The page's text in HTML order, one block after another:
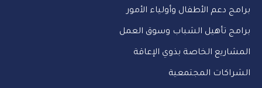
برامج دعم الأطفال وأولياء الأمور
برامج تأهيل الشباب وسوق العمل
المشاريع الخاصة بذوي الإعاقة
الشراكات المجتمعية